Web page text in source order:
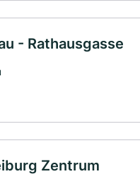
- Rathausgasse
Zentrum